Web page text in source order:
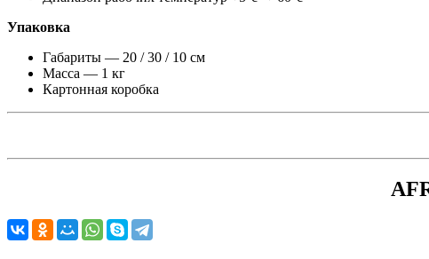
Упаковка
Габариты — 20 / 30 / 10 см
Масса — 1 кг
Картонная коробка